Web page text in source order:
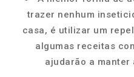
trazer nenhum
casa, é utilizar um
algumas receitas
ajudarão a manter